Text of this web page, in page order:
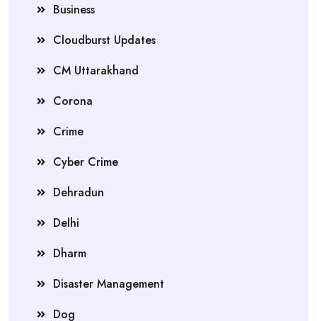
Business
Cloudburst Updates
CM Uttarakhand
Corona
Crime
Cyber Crime
Dehradun
Delhi
Dharm
Disaster Management
Dog